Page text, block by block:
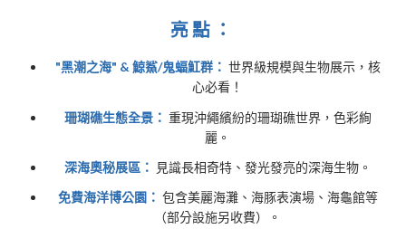
亮點：
"黑潮之海" & 鯨鯊/鬼蝠魟群： 世界級規模與生物展示，核
心必看！
珊瑚礁生態全景： 重現沖繩繽紛的珊瑚礁世界，色彩絢
麗。
深海奧秘展區： 見識長相奇特、發光發亮的深海生物。
免費海洋博公園： 包含美麗海灘、海豚表演場、海龜館等
（部分設施另收費）。